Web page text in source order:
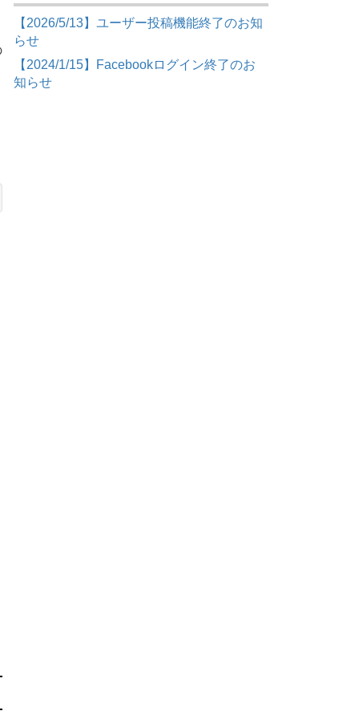
【2026/5/13】ユーザー投稿機能終了のお知
らせ
【2024/1/15】Facebookログイン終了のお
知らせ